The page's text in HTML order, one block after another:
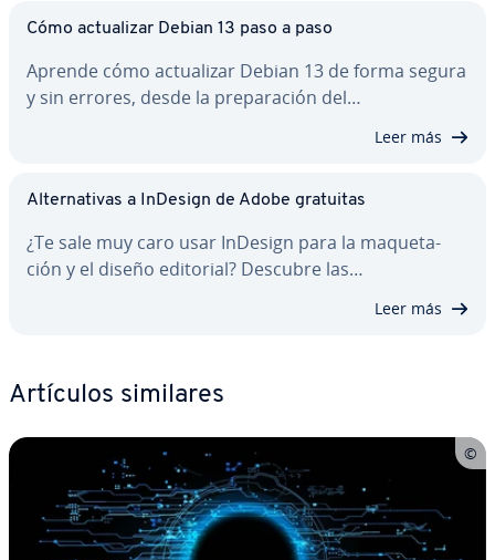
Cómo ac­tua­li­zar Debian 13 paso a paso
Aprende cómo ac­tua­li­zar Debian 13 de forma segura
y sin errores, desde la pre­pa­ra­ción del…
Leer más
Al­te­r­na­ti­vas a InDesign de Adobe gratuitas
¿Te sale muy caro usar InDesign para la ma­que­ta­
ción y el diseño editorial? Descubre las…
Leer más
Artículos similares